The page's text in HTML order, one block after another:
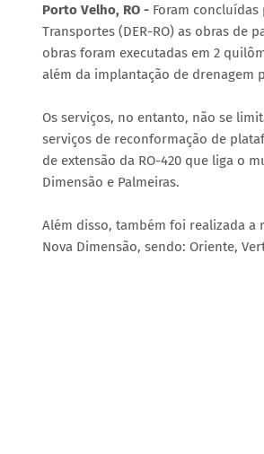
Porto Velho, RO - Foram
Transportes (DER-RO) as obras de
obras foram executadas em 2
além da implantação de drenagem
Os serviços, no entanto, não se
serviços de reconformação de
de extensão da RO-420 que liga o
Dimensão e Palmeiras.
Além disso, também foi realizada
Nova Dimensão, sendo: Oriente,